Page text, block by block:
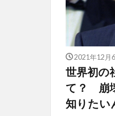
2021年12月
世界初の
て？ 崩
知りたい